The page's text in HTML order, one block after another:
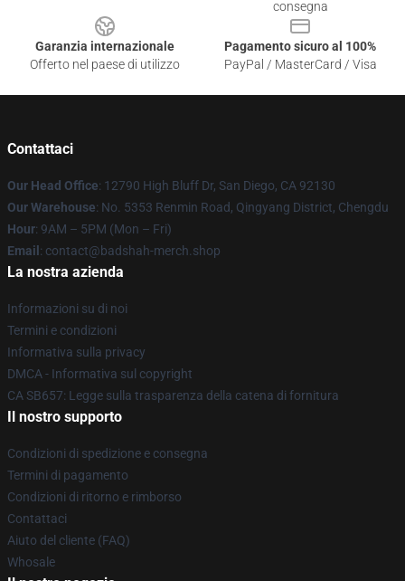
consegna
Garanzia internazionale
Offerto nel paese di utilizzo
Pagamento sicuro al 100%
PayPal / MasterCard / Visa
Contattaci
Our Head Office: 12790 High Bluff Dr, San Diego, CA 92130
Our Warehouse: No. 5353 Renmin Road, Qingyang District, Chengdu
Hour: 9AM – 5PM (Mon – Fri)
Email : contact@badshah-merch.shop
La nostra azienda
Informazioni su di noi
Termini e condizioni
Informativa sulla privacy
DMCA - Informativa sul copyright
CA SB657: Legge sulla trasparenza della catena di fornitura
Il nostro supporto
Condizioni di spedizione e consegna
Termini di pagamento
Condizioni di ritorno e rimborso
Contattaci
Aiuto del cliente (FAQ)
Whosale